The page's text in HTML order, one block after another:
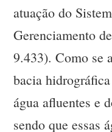
atuação do
Gerenciamento
9.433). Como se
bacia
água afluentes e
sendo que essas